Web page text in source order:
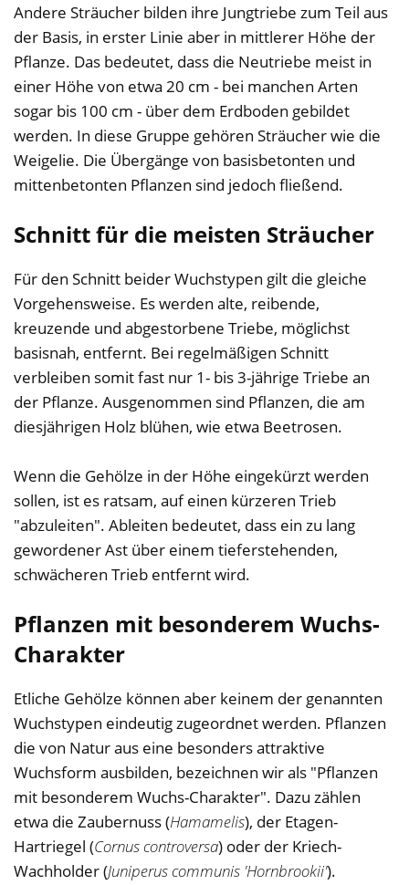
Andere Sträucher bilden ihre Jungtriebe zum Teil aus
der Basis, in erster Linie aber in mittlerer Höhe der
Pflanze. Das bedeutet, dass die Neutriebe meist in
einer Höhe von etwa 20 cm - bei manchen Arten
sogar bis 100 cm - über dem Erdboden gebildet
werden. In diese Gruppe gehören Sträucher wie die
Weigelie. Die Übergänge von basisbetonten und
mittenbetonten Pflanzen sind jedoch fließend.
Schnitt für die meisten Sträucher
Für den Schnitt beider Wuchstypen gilt die gleiche
Vorgehensweise. Es werden alte, reibende,
kreuzende und abgestorbene Triebe, möglichst
basisnah, entfernt. Bei regelmäßigen Schnitt
verbleiben somit fast nur 1- bis 3-jährige Triebe an
der Pflanze. Ausgenommen sind Pflanzen, die am
diesjährigen Holz blühen, wie etwa Beetrosen.
Wenn die Gehölze in der Höhe eingekürzt werden
sollen, ist es ratsam, auf einen kürzeren Trieb
"abzuleiten". Ableiten bedeutet, dass ein zu lang
gewordener Ast über einem tieferstehenden,
schwächeren Trieb entfernt wird.
Pflanzen mit besonderem Wuchs-
Charakter
Etliche Gehölze können aber keinem der genannten
Wuchstypen eindeutig zugeordnet werden. Pflanzen
die von Natur aus eine besonders attraktive
Wuchsform ausbilden, bezeichnen wir als "Pflanzen
mit besonderem Wuchs-Charakter". Dazu zählen
etwa die Zaubernuss (Hamamelis), der Etagen-
Hartriegel (Cornus controversa) oder der Kriech-
Wachholder (Juniperus communis 'Hornbrookii').